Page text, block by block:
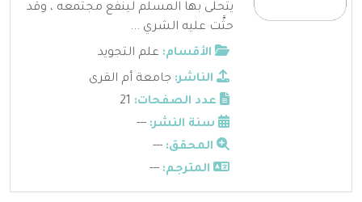
يتحلى بها المسلم لينفع مجتمعه ، وقد
حثَّت عليه الشري ...
الأقسام: علم التجويد
الناشر: جامعة أم القرى
عدد الصفحات:
سنة النشر: ---
المحقق: ---
المترجم: ---